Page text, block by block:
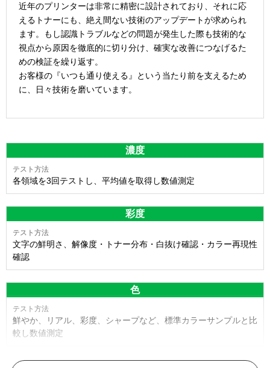
近年のプリンターは非常に精密に設計されており、それに応
えるトナーにも、絶え間ない技術のアップデートが求められ
ます。もし認識トラブルなどの問題が発生した際も技術的な
視点から原因を徹底的に切り分け、確実な改善につなげるた
めの検証を繰り返す。
お客様の『いつも通り使える』という当たり前を支えるため
に、日々技術を磨いています。
濃度
各領域を3回テストし、平均値を取得し数値測定
彩度
文字の鮮明さ、解像度・トナー分布・白抜け確認・カラー再現性
確認
色
鮮やか、リアル、彩度、シャープなど、標準カラーサンプルと比
較し数値測定